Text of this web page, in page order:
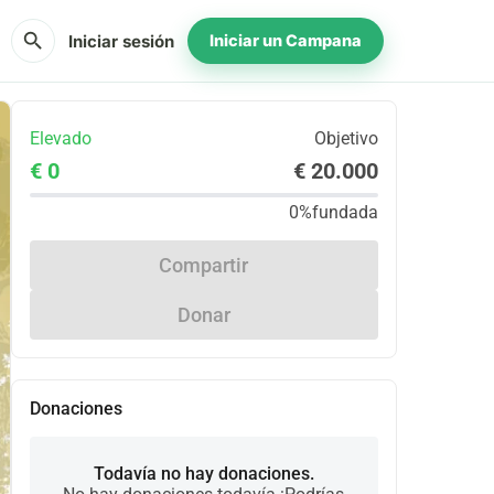
search Iniciar sesión Iniciar un Campana
Elevado Objetivo
€ 0 € 20.000
0%fundada
Compartir
Donar
Donaciones
Todavía no hay donaciones.